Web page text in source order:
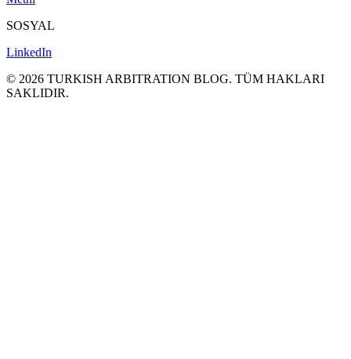
SOSYAL
LinkedIn
© 2026 TURKISH ARBITRATION BLOG. TÜM HAKLARI
SAKLΙDIR.